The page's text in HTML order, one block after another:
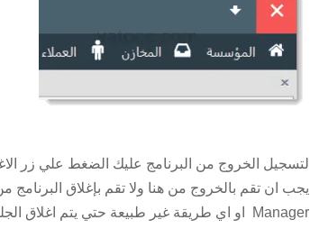
لتسجيل الخروج من البرنامج عليك الضغط علي زر
Manager او اي طريقة غير طبيعة حتي يتم اغلاق الجلسة الحالية.